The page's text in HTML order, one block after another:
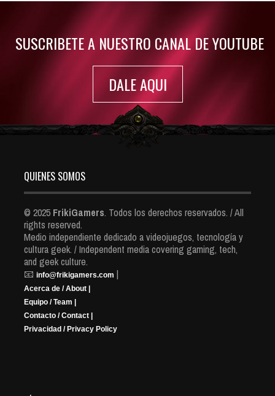
SUSCRIBETE A NUESTRO CANAL DE YOUTUBE
DALE AQUI
QUIENES SOMOS
© 2025 FrikiGamers. Todos los derechos reservados. / All
rights reserved.
Medio independiente dedicado a videojuegos, tecnología y
cultura geek. / Independent media covering gaming, tech,
and geek culture.
📧 info@frikigamers.com |
Acerca de / About |
Equipo / Team |
Contacto / Contact |
Privacidad / Privacy Policy